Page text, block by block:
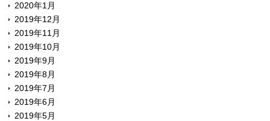
2020年1月
2019年12月
2019年11月
2019年10月
2019年9月
2019年8月
2019年7月
2019年6月
2019年5月